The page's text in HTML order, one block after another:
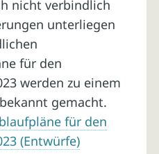
nicht verbindlich
unterliegen
für den
werden zu einem
gemacht.
für den
(Entwürfe)